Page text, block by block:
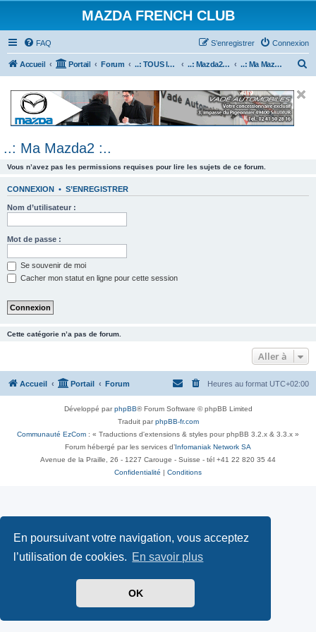
En poursuivant votre navigation, vous acceptez
l’utilisation de cookies. En savoir plus
OK
MAZDA FRENCH CLUB
FAQ Connexion
S’enregistrer
Accueil Portail Forum ..: TOUS les Véhicules MAZDA :.. ..: Mazda2 :.. ..: Ma Mazda2 :..
e
..: Ma Mazda2 :..
Vous n’avez pas les permissions requises pour lire les sujets de ce forum.
CONNEXION • S’ENREGISTRER
Nom d’utilisateur :
Mot de passe :
Se souvenir de moi
Cacher mon statut en ligne pour cette session
Cette catégorie n’a pas de forum.
Aller à
Accueil Portail Forum Heures au format UTC+02:00
Développé parphpBB® Forum Software © phpBB Limited
Traduit parphpBB-fr.com
Communauté EzCom : « Traductions d'extensions & styles pour phpBB 3.2.x & 3.3.x »
Forum hébergé par les services d’ Infomaniak Network SA
Avenue de la Praille, 26 - 1227 Carouge - Suisse - tél +41 22 820 35 44
Confidentialité
Conditions